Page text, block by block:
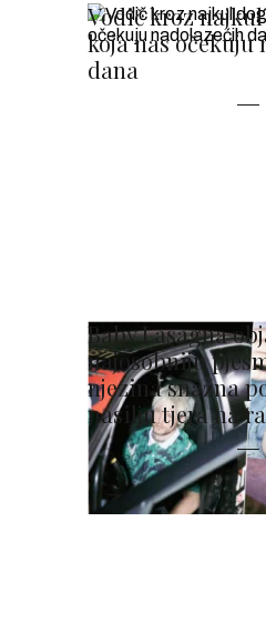
Vodič kroz
koja nas očekuju
dana
Baby Lasagna
najosobniju
njezina snažna
nasilju tjera na